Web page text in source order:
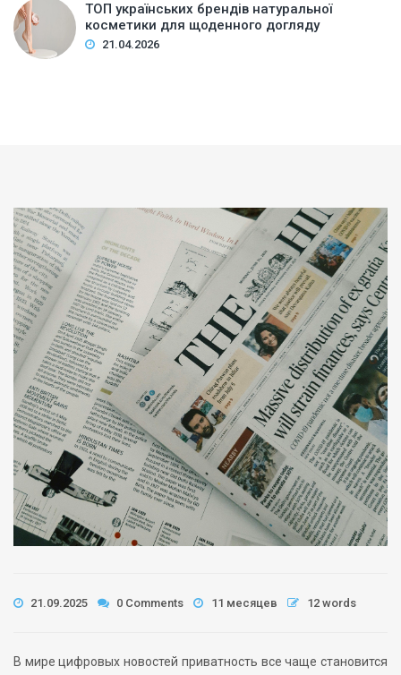
ТОП українських брендів натуральної
косметики для щоденного догляду
21.04.2026
21.09.2025 0 Comments 11 месяцев 12 words
В мире цифровых новостей приватность все чаще становится